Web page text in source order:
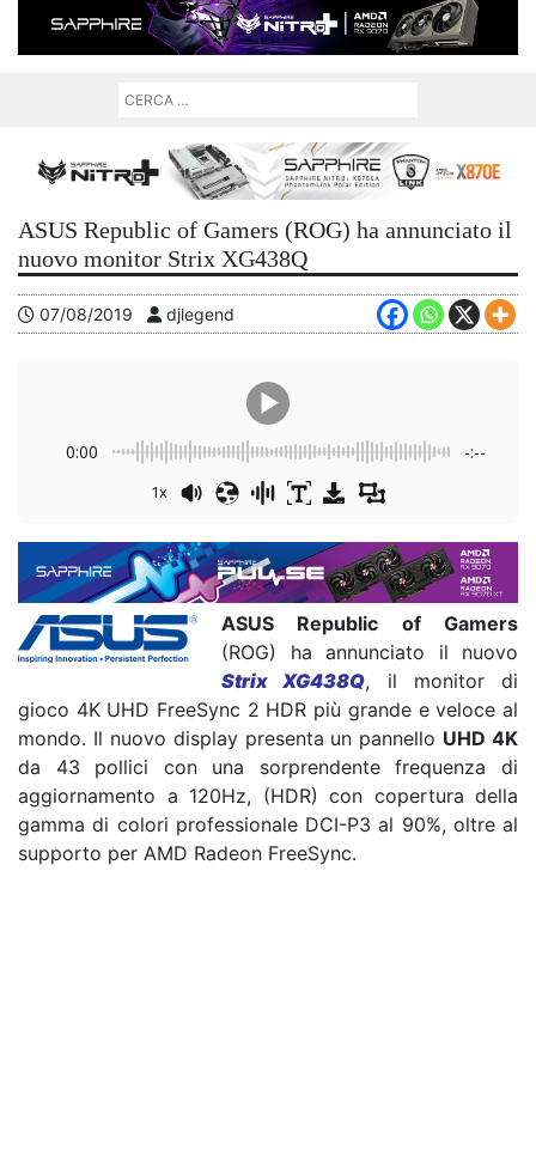
ASUS Republic of Gamers (ROG) ha annunciato il
nuovo monitor Strix XG438Q
07/08/2019 djlegend
0:00 -:--
1x
ASUS Republic of Gamers
(ROG) ha annunciato il nuovo
Strix XG438Q, il monitor di
gioco 4K UHD FreeSync 2 HDR più grande e veloce al
mondo. Il nuovo display presenta un pannello UHD 4K
da 43 pollici con una sorprendente frequenza di
aggiornamento a 120Hz, (HDR) con copertura della
gamma di colori professionale DCI-P3 al 90%, oltre al
supporto per AMD Radeon FreeSync.